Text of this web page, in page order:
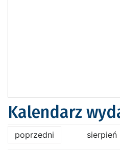
Kalendarz
poprzedni sierpień